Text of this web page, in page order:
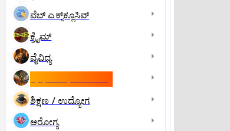
ವೆಬ್ ಎಕ್ಸ್‌ಕ್ಲೂಸಿವ್
ಕ್ರೈಮ್
ವೈವಿಧ್ಯ
ಶಿಕ್ಷಣ / ಉದ್ಯೋಗ
ಆರೋಗ್ಯ